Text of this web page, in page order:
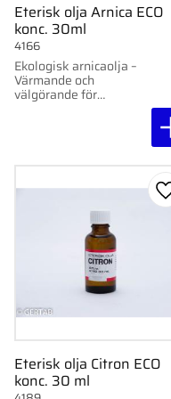
Eterisk olja Arnica ECO
konc. 30ml
Ekologisk arnicaolja –
Värmande och
välgörande för
4166
Eterisk olja Citron ECO
konc. 30 ml